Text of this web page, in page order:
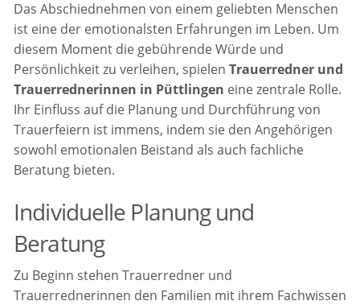
Das Abschiednehmen von einem geliebten Menschen
ist eine der emotionalsten Erfahrungen im Leben. Um
diesem Moment die gebührende Würde und
Persönlichkeit zu verleihen, spielenTrauerredner und
Trauerrednerinnen in Püttlingen eine zentrale Rolle.
Ihr Einfluss auf die Planung und Durchführung von
Trauerfeiern ist immens, indem sie den Angehörigen
sowohl emotionalen Beistand als auch fachliche
Beratung bieten.
Individuelle Planung und
Beratung
Zu Beginn stehen Trauerredner und
Trauerrednerinnen den Familien mit ihrem Fachwissen